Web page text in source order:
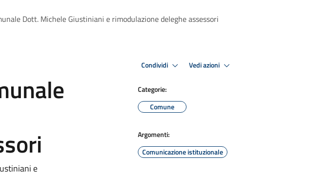
Dott. Michele Giustiniani e rimodulazione deleghe assessori
e
Condividi Vedi azioni
Categorie:
Comune
Argomenti:
Comunicazione istituzionale